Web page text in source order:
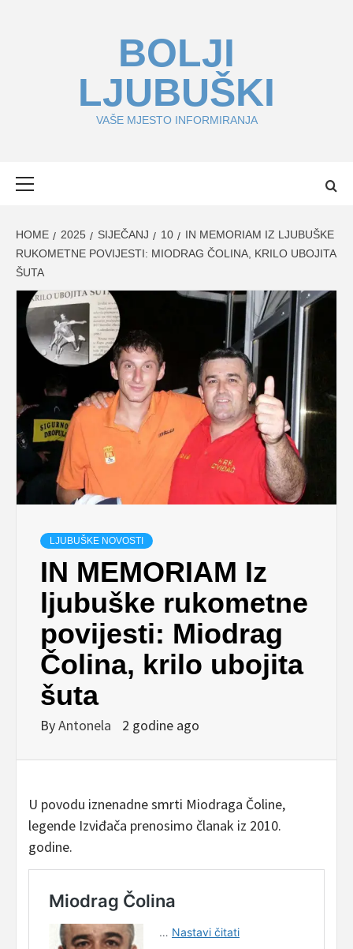
BOLJI
LJUBUŠKI
VAŠE MJESTO INFORMIRANJA
HOME 2025 SIJEČANJ 10
IN MEMORIAM IZ LJUBUŠKE
RUKOMETNE POVIJESTI: MIODRAG ČOLINA, KRILO UBOJITA
ŠUTA
LJUBUŠKE NOVOSTI
IN MEMORIAM Iz
ljubuške rukometne
povijesti: Miodrag
Čolina, krilo ubojita
šuta
ByAntonela 2 godine ago
U povodu iznenadne smrti Miodraga Čoline,
legende Izviđača prenosimo članak iz 2010.
godine.